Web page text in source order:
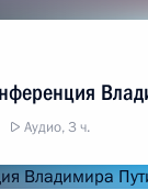
Аудио, 3 ч.